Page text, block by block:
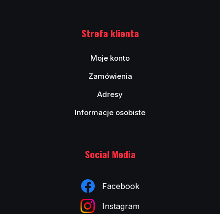
Strefa klienta
Moje konto
Zamówienia
Adresy
Informacje osobiste
Social Media
Facebook
Instagram